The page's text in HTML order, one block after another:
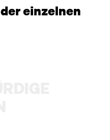
einzelnen